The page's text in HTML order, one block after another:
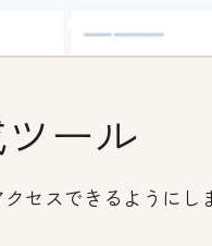
ール
セスできるようにし